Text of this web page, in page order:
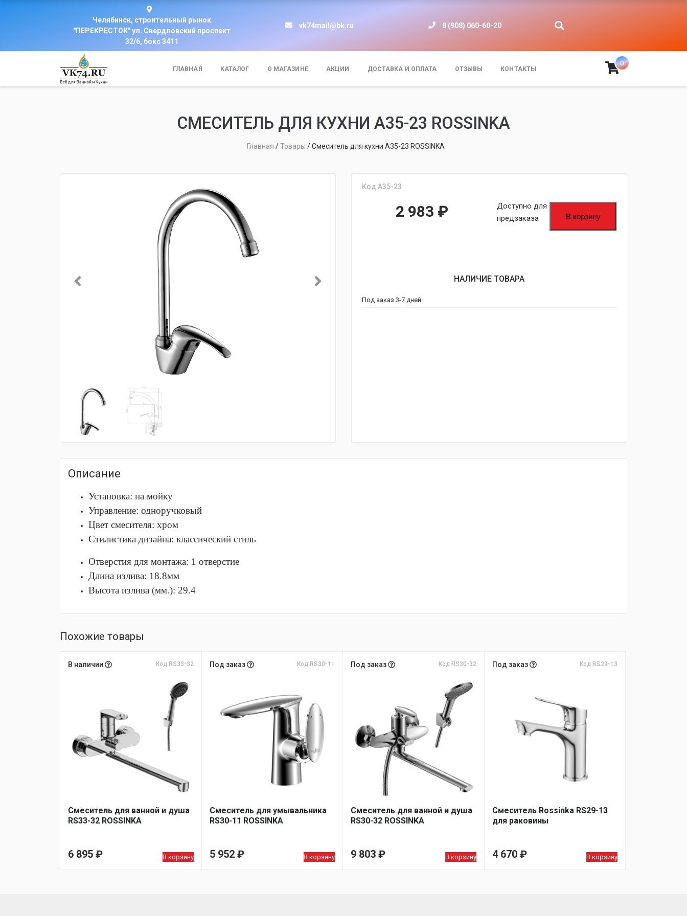
Челябинск, строительный рынок
"ПЕРЕКРЕСТОК" ул. Свердловский проспект
32/6, бокс 3411
vk74mail@bk.ru 8 (908) 060-60-20
ГЛАВНАЯ КАТАЛОГ О МАГАЗИНЕ АКЦИИ ДОСТАВКА И ОПЛАТА ОТЗЫВЫ КОНТАКТЫ
0
СМЕСИТЕЛЬ ДЛЯ КУХНИ A35-23 ROSSINKA
Главная /Товары /Смеситель для кухни A35-23 ROSSINKA
Код A35-23
2 983 ₽
Доступно для
предзаказа
В корзину
НАЛИЧИЕ ТОВАРА
Под заказ 3-7 дней
Описание
Установка: на мойку
Управление: одноручковый
Цвет смесителя: хром
Стилистика дизайна: классический стиль
Отверстия для монтажа: 1 отверстие
Длина излива: 18.8мм
Высота излива (мм.): 29.4
Похожие товары
В наличии Код RS33-32
Смеситель для ванной и душа
RS33-32 ROSSINKA
6 895 ₽ В корзину
Под заказ Код RS30-11
Смеситель для умывальника
RS30-11 ROSSINKA
5 952 ₽ В корзину
Под заказ Код RS30-32
Смеситель для ванной и душа
RS30-32 ROSSINKA
9 803 ₽ В корзину
Под заказ Код RS29-13
Смеситель Rossinka RS29-13
для раковины
4 670 ₽ В корзину